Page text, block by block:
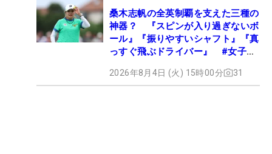
桑木志帆の全英制覇を支えた三種の
神器？ 『スピンが入り過ぎないボ
ール』『振りやすいシャフト』『真
っすぐ飛ぶドライバー』 #女子プ
2026年8月4日 (火) 15時00分 31